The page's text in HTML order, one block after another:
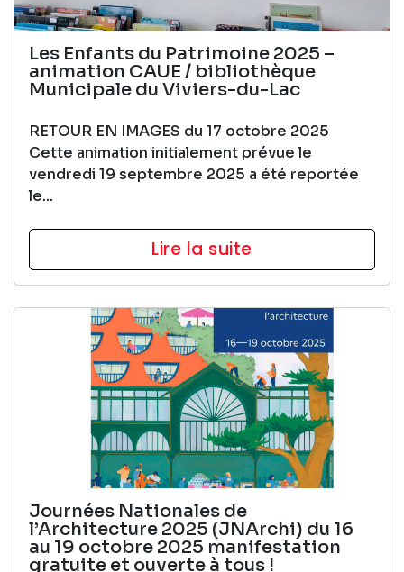
Les Enfants du Patrimoine 2025 –
animation CAUE / bibliothèque
Municipale du Viviers-du-Lac
RETOUR EN IMAGES du 17 octobre 2025
Cette animation initialement prévue le
vendredi 19 septembre 2025 a été reportée
le...
Lire la suite
Journées Nationales de
l’Architecture 2025 (JNArchi) du 16
au 19 octobre 2025 manifestation
gratuite et ouverte à tous !